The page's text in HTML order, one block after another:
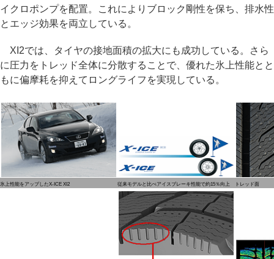
イクロポンプを配置。これによりブロック剛性を保ち、排水性
とエッジ効果を両立している。
XI2では、タイヤの接地面積の拡大にも成功している。さら
に圧力をトレッド全体に分散することで、優れた氷上性能とと
もに偏摩耗を抑えてロングライフを実現している。
氷上性能をアップしたX-ICE XI2 従来モデルと比べアイスブレーキ性能で約15％向上 トレッド面